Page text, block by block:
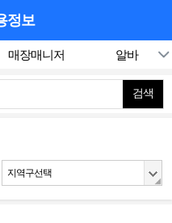
정보
매장매니저 알바
검색
지역구선택